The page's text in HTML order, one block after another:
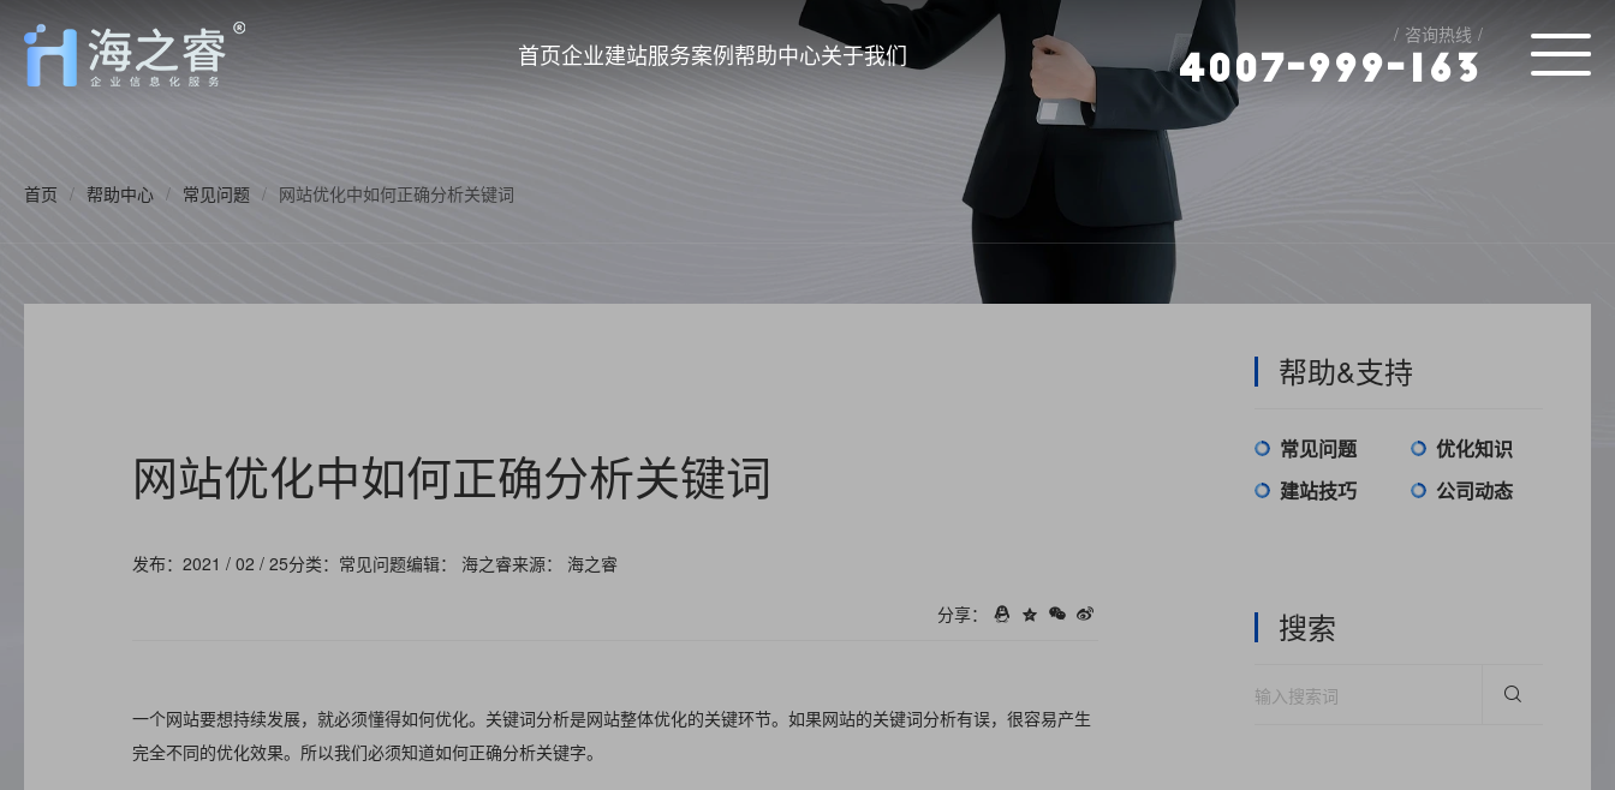
首页企业建站服务案例帮助中心关于我们
咨询热线
4007-999- 6 3
首页 / 帮助中心 / 常见问题 / 网站优化中如何正确分析关键词
网站优化中如何正确分析关键词
发布：2021 / 02 / 25分类：常见问题编辑： 海之睿来源： 海之睿
分享：
一个网站要想持续发展，就必须懂得如何优化。关键词分析是网站整体优化的关键环节。如果网站的关键词分析有误，很容易产生
完全不同的优化效果。所以我们必须知道如何正确分析关键字。
帮助&支持
常见问题
优化知识
建站技巧
公司动态
搜索